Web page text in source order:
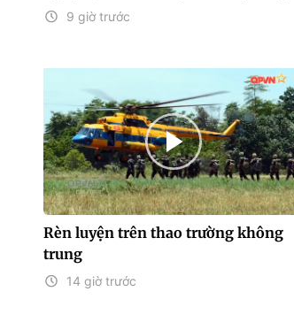
9 giờ trước
Rèn luyện trên thao trường không
trung
14 giờ trước